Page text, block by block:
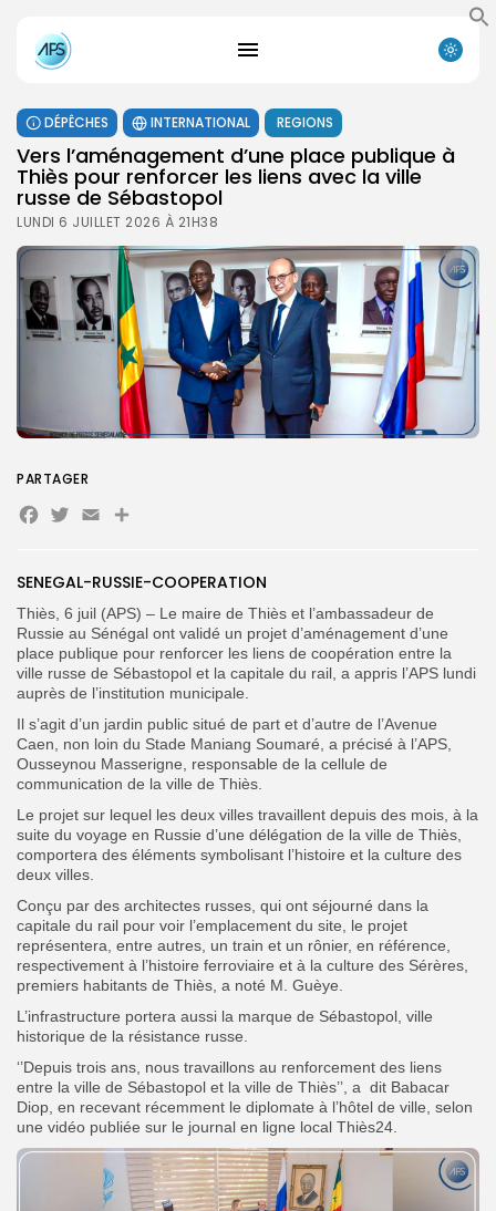
for:
Button
FR
DÉPÊCHES INTERNATIONAL REGIONS
Vers l’aménagement d’une place publique à
Thiès pour renforcer les liens avec la ville
russe de Sébastopol
LUNDI 6 JUILLET 2026 À 21H38
SENEGAL-RUSSIE-COOPERATION
Thiès, 6 juil (APS) – Le maire de Thiès et l’ambassadeur de
Russie au Sénégal ont validé un projet d’aménagement d’une
place publique pour renforcer les liens de coopération entre la
ville russe de Sébastopol et la capitale du rail, a appris l’APS lundi
auprès de l’institution municipale.
Il s’agit d’un jardin public situé de part et d’autre de l’Avenue
Caen, non loin du Stade Maniang Soumaré, a précisé à l’APS,
Ousseynou Masserigne, responsable de la cellule de
communication de la ville de Thiès.
Le projet sur lequel les deux villes travaillent depuis des mois, à la
suite du voyage en Russie d’une délégation de la ville de Thiès,
comportera des éléments symbolisant l’histoire et la culture des
deux villes.
Conçu par des architectes russes, qui ont séjourné dans la
capitale du rail pour voir l’emplacement du site, le projet
représentera, entre autres, un train et un rônier, en référence,
respectivement à l’histoire ferroviaire et à la culture des Sérères,
premiers habitants de Thiès, a noté M. Guèye.
L’infrastructure portera aussi la marque de Sébastopol, ville
historique de la résistance russe.
‘’Depuis trois ans, nous travaillons au renforcement des liens
entre la ville de Sébastopol et la ville de Thiès’’, a dit Babacar
Diop, en recevant récemment le diplomate à l’hôtel de ville, selon
une vidéo publiée sur le journal en ligne local Thiès24.
PARTAGER
Facebook
Twitter
EmailPartager